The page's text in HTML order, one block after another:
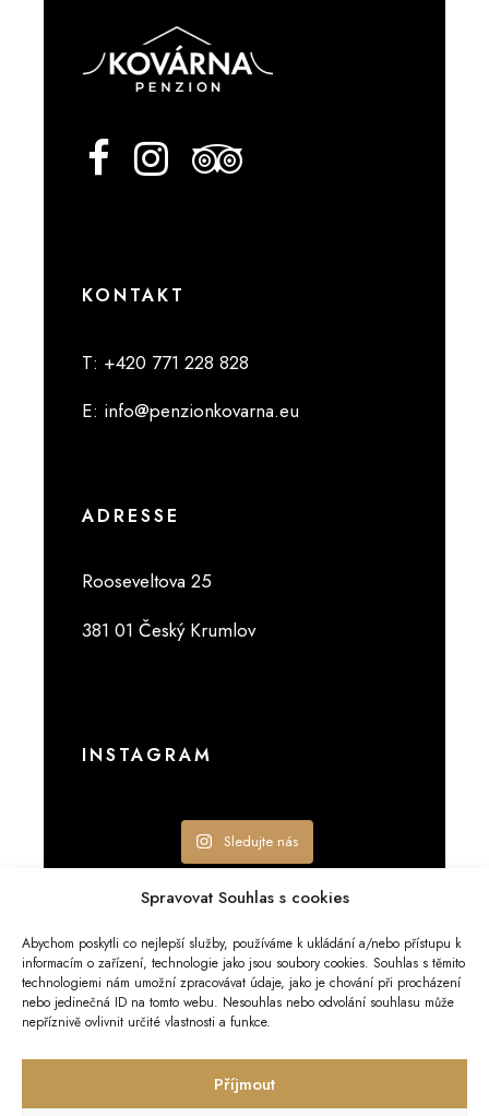
Spravovat Souhlas s cookies
Abychom poskytli co nejlepší služby, používáme k ukládání a/nebo přístupu k
informacím o zařízení, technologie jako jsou soubory cookies. Souhlas s těmito
technologiemi nám umožní zpracovávat údaje, jako je chování při procházení
nebo jedinečná ID na tomto webu. Nesouhlas nebo odvolání souhlasu může
nepříznivě ovlivnit určité vlastnosti a funkce.
Příjmout
KONTAKT
T: +420 771 228 828
E: info@penzionkovarna.eu
ADRESSE
Rooseveltova 25
381 01 Český Krumlov
INSTAGRAM
Sledujte nás
ZÁSADY COOKIES
Copyright 2023 Restaurace Solnice
a.s. | VytvořiliProfit Builders